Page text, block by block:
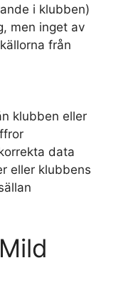
i klubben)
men inget av
från
klubben eller
data
eller klubbens